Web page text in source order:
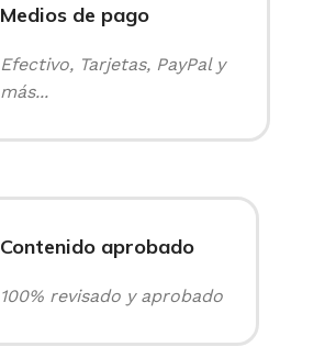
Medios de pago
Efectivo, Tarjetas, PayPal y
más...
Contenido aprobado
100% revisado y aprobado